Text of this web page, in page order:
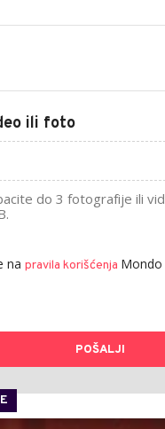
ili foto
do 3 fotografije ili
na pravila korišćenja Mondo
POŠALJI